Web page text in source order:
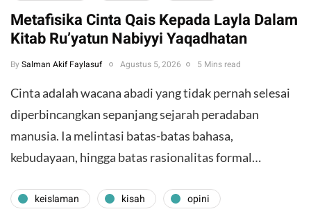
Metafisika Cinta Qais Kepada Layla Dalam
Kitab Ru’yatun Nabiyyi Yaqadhatan
By Salman Akif Faylasuf Agustus 5, 2026 5 Mins read
Cinta adalah wacana abadi yang tidak pernah selesai
diperbincangkan sepanjang sejarah peradaban
manusia. Ia melintasi batas-batas bahasa,
kebudayaan, hingga batas rasionalitas formal…
keislaman kisah opini